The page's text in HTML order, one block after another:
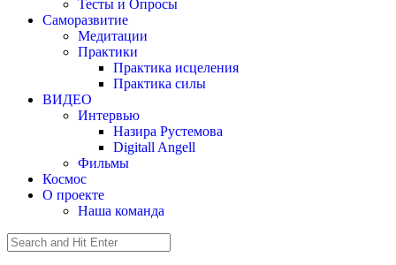
Тесты и Опросы
Саморазвитие
Медитации
Практики
Практика исцеления
Практика силы
ВИДЕО
Интервью
Назира Рустемова
Digitall Angell
Фильмы
Космос
О проекте
Наша команда